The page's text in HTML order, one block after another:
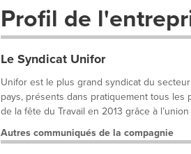
Profil de
Le Syndicat Unifor
Unifor est le plus grand syndicat du
pays, présents dans pratiquement tous les
de la fête du Travail en 2013 grâce à l’union
Autres communiqués de la compagnie